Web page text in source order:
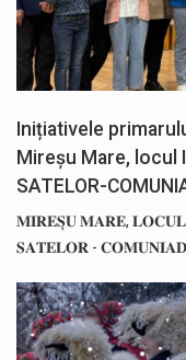
Inițiativele
Mireșu Mare, locul
SATELOR-
𝐌𝐈𝐑𝐄𝐒̦𝐔 𝐌𝐀𝐑𝐄, 𝐋𝐎𝐂𝐔𝐋
𝐒𝐀𝐓𝐄𝐋𝐎𝐑 -